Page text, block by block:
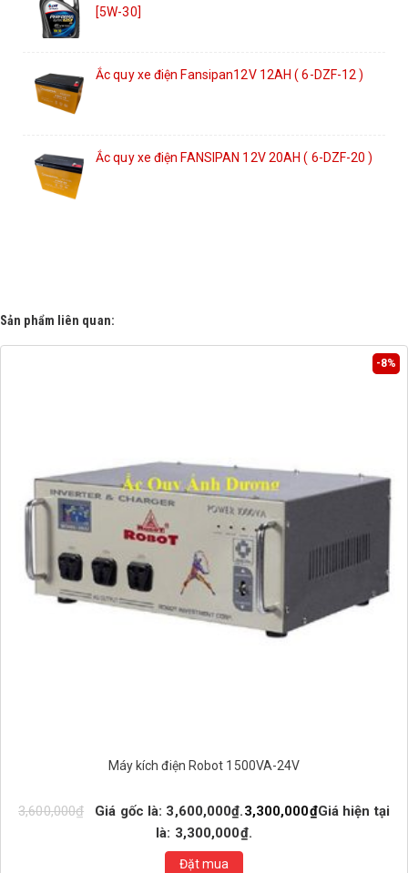
[5W-30]
Ắc quy xe điện Fansipan12V 12AH ( 6-DZF-12 )
Ắc quy xe điện FANSIPAN 12V 20AH ( 6-DZF-20 )
Sản phẩm liên quan:
-8%
Máy kích điện Robot 1500VA-24V
3,600,000₫ Giá gốc là: 3,600,000₫.3,300,000₫Giá hiện tại
là: 3,300,000₫.
Đặt mua